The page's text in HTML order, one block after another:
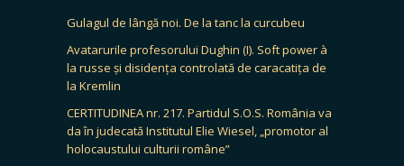
Gulagul de lângă noi. De la tanc la curcubeu
Avatarurile profesorului Dughin (I). Soft power à
la russe și disidența controlată de caracatița de
la Kremlin
CERTITUDINEA nr. 217. Partidul S.O.S. România va
da în judecată Institutul Elie Wiesel, „promotor al
holocaustului culturii române”